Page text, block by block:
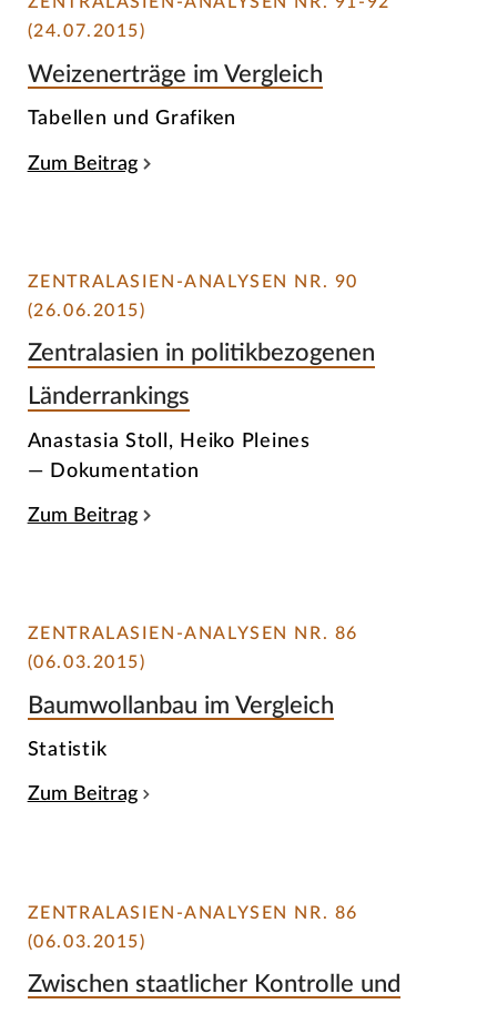
(24.07.2015)
Weizenerträge im Vergleich
Tabellen und Grafiken
Zum Beitrag
ZENTRALASIEN-ANALYSEN NR. 90
(26.06.2015)
Zentralasien in politikbezogenen
Länderrankings
Anastasia Stoll, Heiko Pleines
— Dokumentation
Zum Beitrag
ZENTRALASIEN-ANALYSEN NR. 86
(06.03.2015)
Baumwollanbau im Vergleich
Statistik
Zum Beitrag
ZENTRALASIEN-ANALYSEN NR. 86
(06.03.2015)
Zwischen staatlicher Kontrolle und